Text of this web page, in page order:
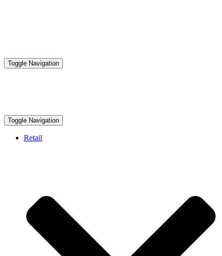
Toggle Navigation
Toggle Navigation
Retail